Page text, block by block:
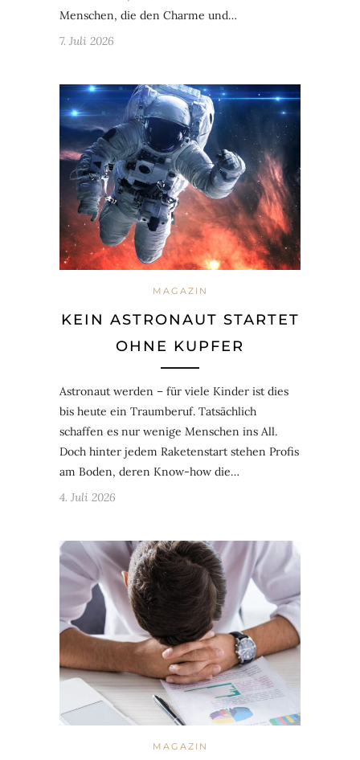
Menschen, die den Charme und…
7. Juli 2026
MAGAZIN
KEIN ASTRONAUT STARTET
OHNE KUPFER
Astronaut werden – für viele Kinder ist dies
bis heute ein Traumberuf. Tatsächlich
schaffen es nur wenige Menschen ins All.
Doch hinter jedem Raketenstart stehen Profis
am Boden, deren Know-how die…
4. Juli 2026
MAGAZIN